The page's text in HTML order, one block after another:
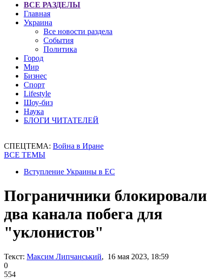
ВСЕ РАЗДЕЛЫ
Главная
Украина
Все новости раздела
События
Политика
Город
Мир
Бизнес
Спорт
Lifestyle
Шоу-биз
Наука
БЛОГИ ЧИТАТЕЛЕЙ
СПЕЦТЕМА: Война в Иране
ВСЕ ТЕМЫ
Вступление Украины в ЕС
Пограничники блокировали
два канала побега для
"уклонистов"
Текст: Максим Липчанський, 16 мая 2023, 18:59
0
554